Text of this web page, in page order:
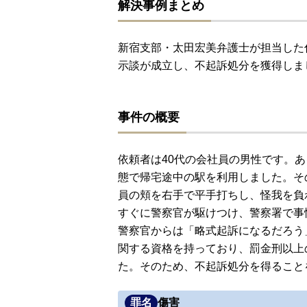
解決事例まとめ
新宿支部・太田宏美弁護士が担当し
示談が成立し、不起訴処分を獲得しま
事件の概要
依頼者は40代の会社員の男性です。
態で帰宅途中の駅を利用しました。
員の頬を右手で平手打ちし、怪我を
すぐに警察官が駆けつけ、警察署で
警察官からは「略式起訴になるだろ
関する資格を持っており、罰金刑以
た。そのため、不起訴処分を得るこ
罪名 傷害